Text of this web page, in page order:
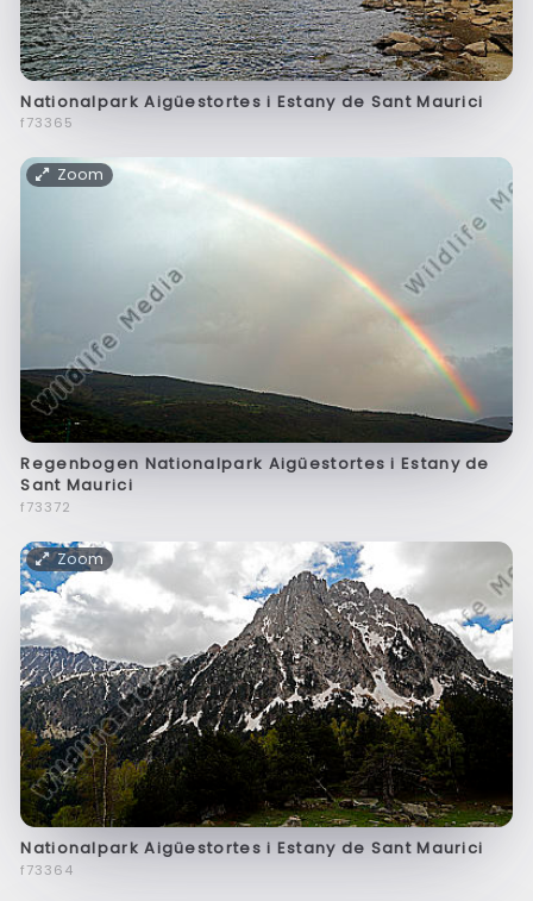
Nationalpark Aigüestortes i Estany de Sant Maurici
f73365
Zoom
Regenbogen Nationalpark Aigüestortes i Estany de
Sant Maurici
f73372
Zoom
Nationalpark Aigüestortes i Estany de Sant Maurici
f73364